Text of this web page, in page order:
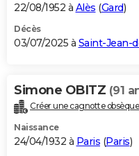
GUIDES D'ACHAT
BONS PLANS
Carte de Noël
Carte Bonne année
Carte Saint-Valentin
Carte Pâques
Carte d'anniversaire
DICTIONNAIRE
Dictionnaire
Biographies
Citations
Expressions
Proverbes
PROGRAMME TV
22/08/1952 à Alès (Gard)
Décès
03/07/2025 à Saint-Jean-
Simone OBITZ (91
Créer une cagnotte
Naissance
24/04/1932 à Paris (Paris)